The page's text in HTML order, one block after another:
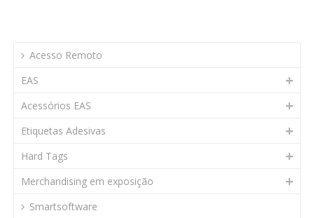
Acesso Remoto
EAS
Acessórios EAS
Etiquetas Adesivas
Hard Tags
Merchandising em exposição
Smartsoftware